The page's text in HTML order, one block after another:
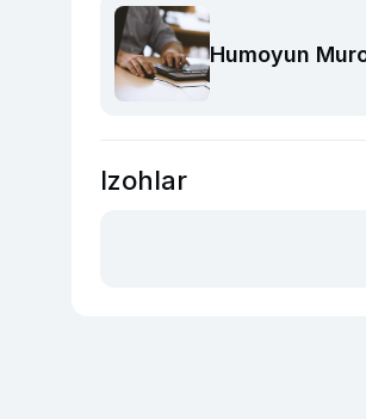
Humoyun
Izohlar